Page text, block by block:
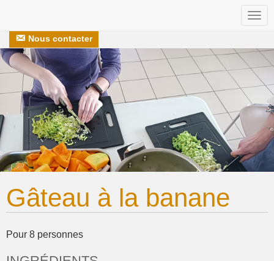
Nous contacter
Gâteau à la banane
Pour 8 personnes